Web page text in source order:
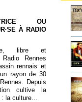
OU
À RADIO
libre et
Radio Rennes
rennais et
rayon de 30
Depuis
cultive la
la culture...